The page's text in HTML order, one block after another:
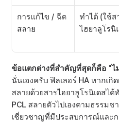
การแก้ไข / ฉีด
สลาย
ทำได้ (ใช้ส
ไฮยาลูโรนิ
ข้อแตกต่างที่สำคัญที่สุดก็คือ "ไ
นั่นเองครับ ฟิลเลอร์ HA หากเกิ
สลายด้วยสารไฮยาลูโรนิเดสไ
PCL สลายตัวไปเองตามธรรม
เชี่ยวชาญที่มีประสบการณ์และก